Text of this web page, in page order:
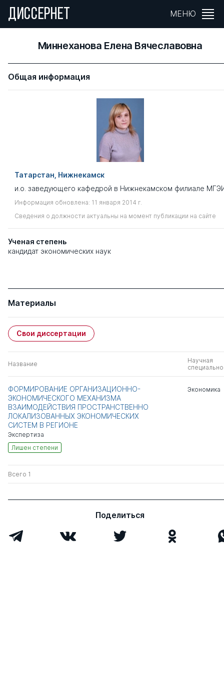
ДИССЕРНЕТ МЕНЮ
Миннеханова Елена Вячеславовна
Общая информация
Татарстан, Нижнекамск
и.о. заведующего кафедрой в Нижнекамском филиале
Информация обновлена: 11 января 2014 г.
Сведения о должности актуальны на момент публикации на сайте
Ученая степень
кандидат экономических наук
Материалы
Свои диссертации
Название
Научная
ФОРМИРОВАНИЕ ОРГАНИЗАЦИОННО-
ЭКОНОМИЧЕСКОГО МЕХАНИЗМА
ВЗАИМОДЕЙСТВИЯ ПРОСТРАНСТВЕННО
ЛОКАЛИЗОВАННЫХ ЭКОНОМИЧЕСКИХ
СИСТЕМ В РЕГИОНЕ
Экспертиза
Лишен степени
Экономика
Всего 1
Поделиться